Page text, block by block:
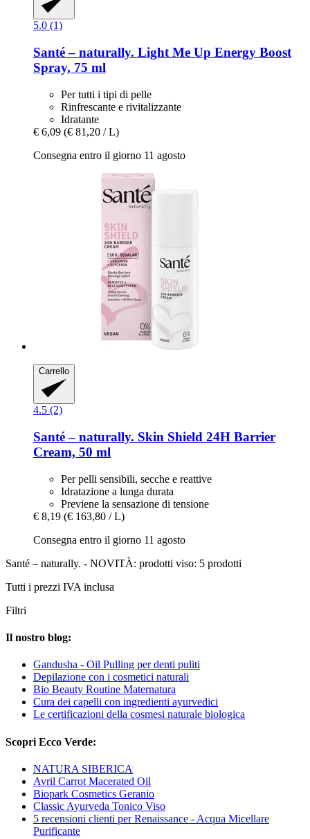
5.0 (1)
Santé – naturally. Light Me Up Energy Boost
Spray, 75 ml
Per tutti i tipi di pelle
Rinfrescante e rivitalizzante
Idratante
€ 6,09 (€ 81,20 / L)
Consegna entro il giorno 11 agosto
Carrello
4.5 (2)
Santé – naturally. Skin Shield 24H Barrier
Cream, 50 ml
Per pelli sensibili, secche e reattive
Idratazione a lunga durata
Previene la sensazione di tensione
€ 8,19 (€ 163,80 / L)
Consegna entro il giorno 11 agosto
Santé – naturally. - NOVITÀ: prodotti viso: 5 prodotti
Tutti i prezzi IVA inclusa
Filtri
Il nostro blog:
Gandusha - Oil Pulling per denti puliti
Depilazione con i cosmetici naturali
Bio Beauty Routine Maternatura
Cura dei capelli con ingredienti ayurvedici
Le certificazioni della cosmesi naturale biologica
Scopri Ecco Verde:
NATURA SIBERICA
Avril Carrot Macerated Oil
Biopark Cosmetics Geranio
Classic Ayurveda Tonico Viso
5 recensioni clienti per Renaissance - Acqua Micellare
Purificante